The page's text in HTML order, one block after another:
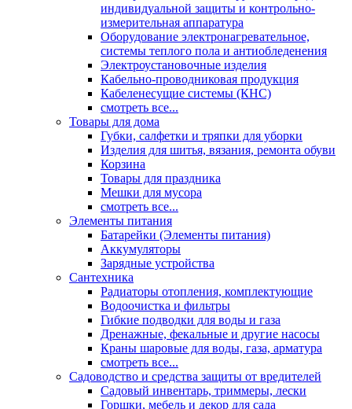
индивидуальной защиты и контрольно-
измерительная аппаратура
Оборудование электронагревательное,
системы теплого пола и антиобледенения
Электроустановочные изделия
Кабельно-проводниковая продукция
Кабеленесущие системы (КНС)
смотреть все...
Товары для дома
Губки, салфетки и тряпки для уборки
Изделия для шитья, вязания, ремонта обуви
Корзина
Товары для праздника
Мешки для мусора
смотреть все...
Элементы питания
Батарейки (Элементы питания)
Аккумуляторы
Зарядные устройства
Сантехника
Радиаторы отопления, комплектующие
Водоочистка и фильтры
Гибкие подводки для воды и газа
Дренажные, фекальные и другие насосы
Краны шаровые для воды, газа, арматура
смотреть все...
Садоводство и средства защиты от вредителей
Садовый инвентарь, триммеры, лески
Горшки, мебель и декор для сада